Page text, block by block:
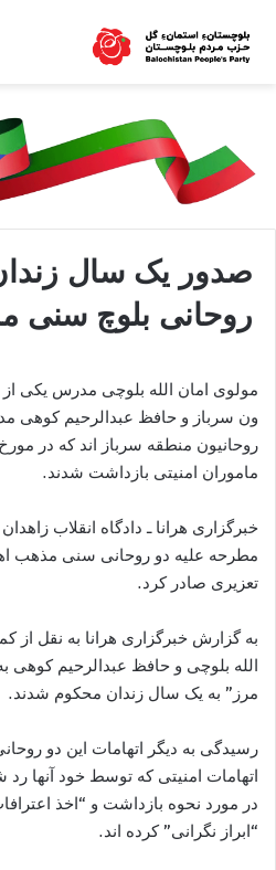
صدور یک سال
روحانی بلوچ سنی
مولوی امان الله بلوچی مدرس یکی
ون سرباز و حافظ عبدالرحیم کوهی
ماموران امنیتی بازداشت شدند.
خبرگزاری هرانا ـ دادگاه انقلاب
مطرحه علیه دو روحانی سنی مذهب
تعزیری صادر کرد.
به گزارش خبرگزاری هرانا به نقل از
الله بلوچی و حافظ عبدالرحیم کوهی
مرز” به یک سال زندان محکوم شدند.
رسیدگی به دیگر اتهامات این دو
اتهامات امنیتی که توسط خود آنها رد
در مورد نحوه بازداشت و “اخذ
“ابراز نگرانی” کرده اند.